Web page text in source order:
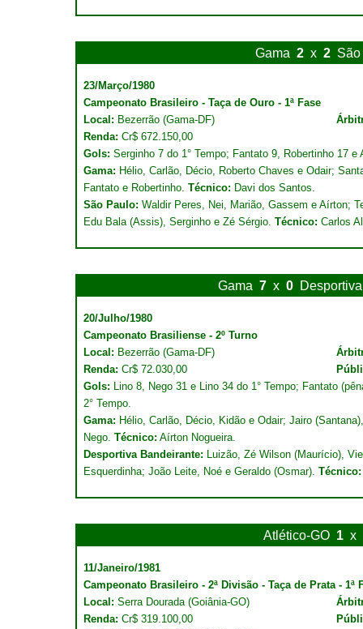
Gama 2 x 2
23/Março/1980
Campeonato Brasileiro - Taça de Ouro - 1ª Fase
Local: Bezerrão (Gama-DF)
Renda: Cr$ 672.150,00
Gols: Serginho 7 do 1° Tempo; Fantato 9, Robertinho 17 e
Gama: Hélio, Carlão, Décio, Roberto Chaves e Odair;
Fantato e Robertinho. Técnico: Davi dos Santos.
São Paulo: Waldir Peres, Nei, Marião, Gassem e Aírton;
Edu Bala (Assis), Serginho e Zé Sérgio. Técnico: Carlos
Gama 7 x 0
20/Julho/1980
Campeonato Brasiliense - 2º Turno
Local: Bezerrão (Gama-DF)
Renda: Cr$ 72.030,00
Gols: Lino 8, Nego 31 e Lino 34 do 1° Tempo; Fantato
2° Tempo.
Gama: Hélio, Carlão, Décio, Kidão e Odair; Jairo
Nego. Técnico: Aírton Nogueira.
Desportiva Bandeirante: Luizão, Zé Wilson (Maurício),
Esquerdinha; João Leite, Noé e Geraldo (Osmar). Técnico:
Atlético-GO 1 x
11/Janeiro/1981
Campeonato Brasileiro - 2ª Divisão - Taça de Prata - 1ª
Local: Serra Dourada (Goiânia-GO)
Renda: Cr$ 319.100,00